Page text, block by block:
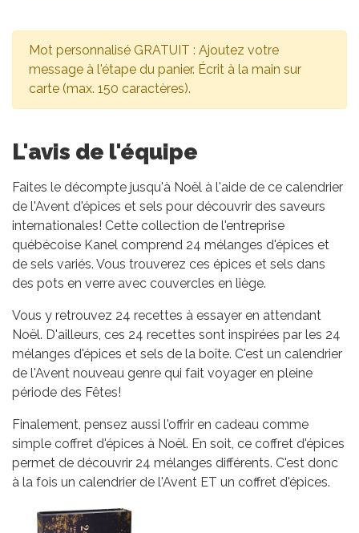
Mot personnalisé GRATUIT : Ajoutez votre
message à l'étape du panier. Écrit à la main sur
carte (max. 150 caractères).
L'avis de l'équipe
Faites le décompte jusqu'à Noël à l'aide de ce calendrier
de l'Avent d'épices et sels pour découvrir des saveurs
internationales! Cette collection de l'entreprise
québécoise Kanel comprend 24 mélanges d'épices et
de sels variés. Vous trouverez ces épices et sels dans
des pots en verre avec couvercles en liège.
Vous y retrouvez 24 recettes à essayer en attendant
Noël. D'ailleurs, ces 24 recettes sont inspirées par les 24
mélanges d'épices et sels de la boîte. C'est un calendrier
de l'Avent nouveau genre qui fait voyager en pleine
période des Fêtes!
Finalement, pensez aussi l'offrir en cadeau comme
simple coffret d'épices à Noël. En soit, ce coffret d'épices
permet de découvrir 24 mélanges différents. C'est donc
à la fois un calendrier de l'Avent ET un coffret d'épices.